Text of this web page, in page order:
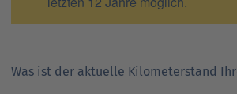
Was ist der aktuelle Kilometerstand